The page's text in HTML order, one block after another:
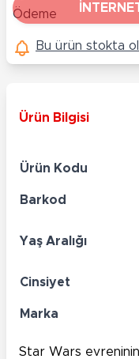
Bu ürün stokta
Ürün Bilgisi
Ürün Kodu
Barkod
Yaş Aralığı
Cinsiyet
Marka
Star Wars